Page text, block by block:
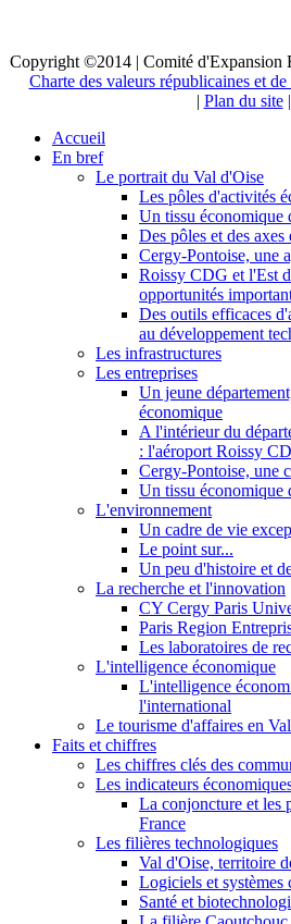
Copyright ©2014 | Comité d'Expansion
Charte des valeurs républicaines et
| Plan du site |
Accueil
En bref
Le portrait du Val d'Oise
Les pôles d'activités
Un tissu économique
Des pôles et des axes
Cergy-Pontoise, une
Roissy CDG et l'Est
opportunités
Des outils efficaces
au développement
Les infrastructures
Les entreprises
Un jeune
économique
A l'intérieur du
: l'aéroport Roissy
Cergy-Pontoise, une
Un tissu économique
L'environnement
Un cadre de vie
Le point sur...
Un peu d'histoire et
La recherche et l'innovation
CY Cergy Paris
Paris Region
Les laboratoires de
L'intelligence économique
L'intelligence
l'international
Le tourisme d'affaires en
Faits et chiffres
Les chiffres clés des
Les indicateurs
La conjoncture et les
France
Les filières technologiques
Val d'Oise, territoire
Logiciels et systèmes
Santé et